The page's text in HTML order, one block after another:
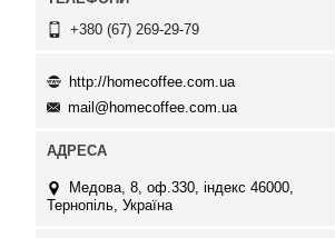
+380 (67) 269-29-79
http://homecoffee.com.ua
mail@homecoffee.com.ua
Медова, 8, оф.330, індекс 46000,
Тернопіль, Україна